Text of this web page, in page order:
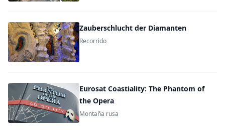
Zauberschlucht der Diamanten
Recorrido
Eurosat Coastiality: The Phantom of
the Opera
Montaña rusa